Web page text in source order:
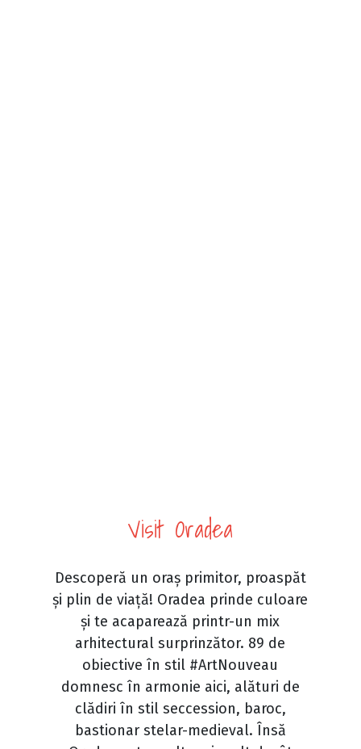
Visit Oradea
Descoperă un oraș primitor, proaspăt
și plin de viață! Oradea prinde culoare
și te acaparează printr-un mix
arhitectural surprinzător. 89 de
obiective în stil #ArtNouveau
domnesc în armonie aici, alături de
clădiri în stil seccession, baroc,
bastionar stelar-medieval. Însă